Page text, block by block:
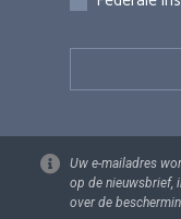
Uw e-mailadres
op de nieuwsbrief,
over de